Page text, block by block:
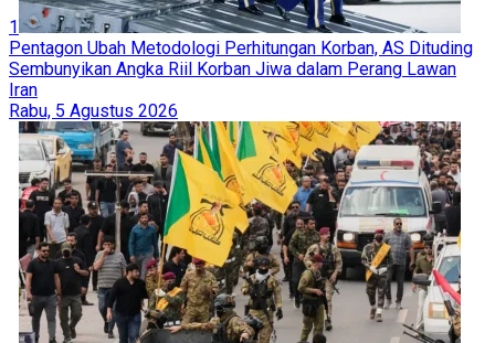
Kemenangan Abdul El-Sayed di Michigan, Sikap Tegas soal
Gaza Bawa Kandidat Muslim Ini Melawan Elite Demokrat AS
"Israel Raya" dan Perang Proksi: Penulis Peringatkan
Ancaman Perang Regional yang Akan Menyeret Semua Pihak
'Israel' Angkut Jutaan Ton Puing Gaza Keluar untuk
Sembunyikan Bukti Kejahatan Perang
Masih dari Kanal yang Sama